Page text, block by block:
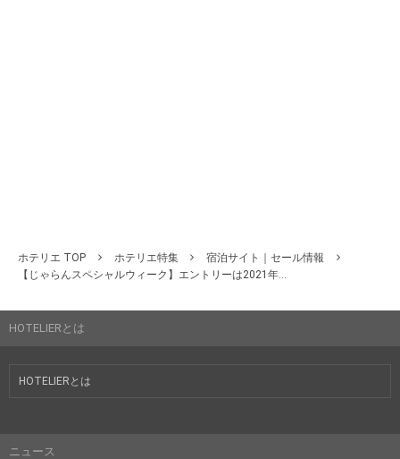
ホテリエ TOP ホテリエ特集
宿泊サイト｜セール情報
【じゃらんスペシャルウィーク】エントリーは2021年...
HOTELIERとは
HOTELIERとは
ニュース